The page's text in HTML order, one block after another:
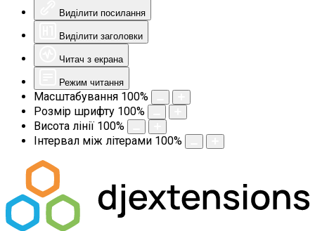
Виділити посилання
Виділити заголовки
Читач з екрана
Режим читання
Масштабування 100%
Розмір шрифту 100%
Висота лінії 100%
Інтервал між літерами 100%